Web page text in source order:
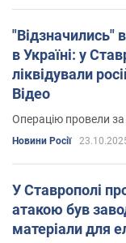
"Відзначились"
в Україні: у
ліквідували
Відео
Операцію провели
Новини Росії
У Ставрополі
атакою був
матеріали для